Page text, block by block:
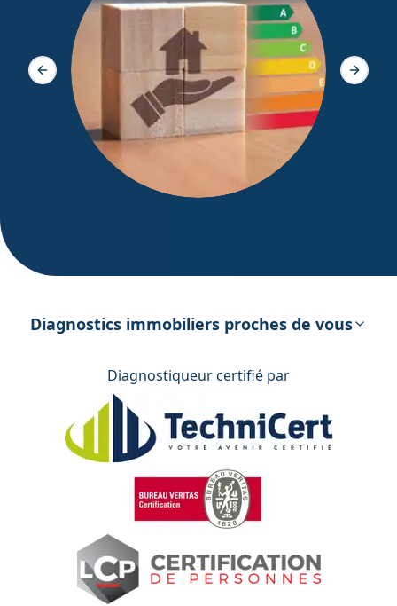
énergétique
Slide précédente Slide
Diagnostics immobiliers proches de vous
Diagnostiqueur certifié par